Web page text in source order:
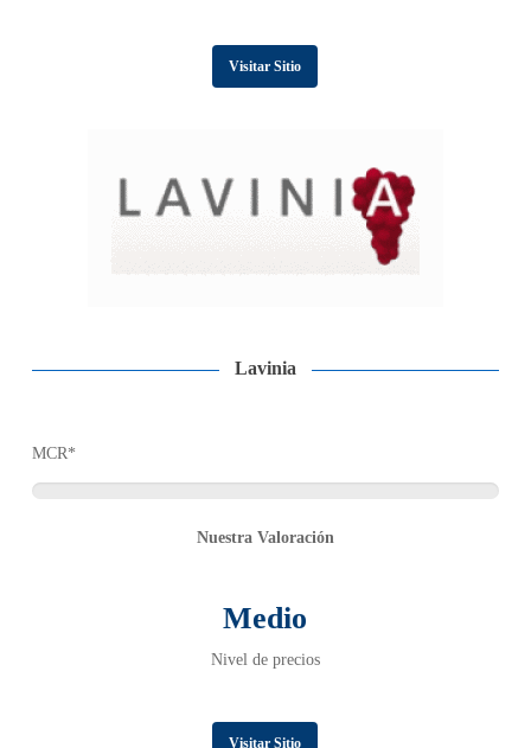
Visitar Sitio
Lavinia
MCR*
Nuestra Valoración
Medio
Nivel de precios
Visitar Sitio